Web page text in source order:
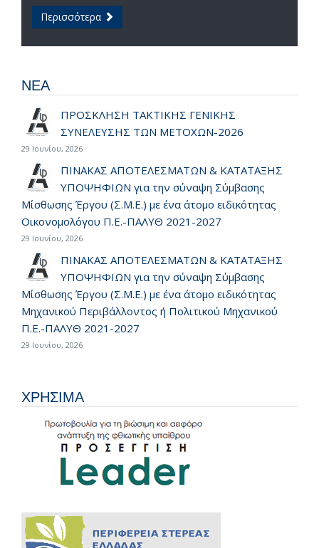
Περισσότερα
ΝΕΑ
ΠΡΟΣΚΛΗΣΗ ΤΑΚΤΙΚΗΣ ΓΕΝΙΚΗΣ
ΣΥΝΕΛΕΥΣΗΣ ΤΩΝ ΜΕΤΟΧΩΝ-2026
29 Ιουνίου, 2026
ΠΙΝΑΚΑΣ ΑΠΟΤΕΛΕΣΜΑΤΩΝ & ΚΑΤΑΤΑΞΗΣ
ΥΠΟΨΗΦΙΩΝ για την σύναψη Σύμβασης
Μίσθωσης Έργου (Σ.Μ.Ε.) με ένα άτομο ειδικότητας
Οικονομολόγου Π.Ε.-ΠΑΛΥΘ 2021-2027
29 Ιουνίου, 2026
ΠΙΝΑΚΑΣ ΑΠΟΤΕΛΕΣΜΑΤΩΝ & ΚΑΤΑΤΑΞΗΣ
ΥΠΟΨΗΦΙΩΝ για την σύναψη Σύμβασης
Μίσθωσης Έργου (Σ.Μ.Ε.) με ένα άτομο ειδικότητας
Μηχανικού Περιβάλλοντος ή Πολιτικού Μηχανικού
Π.Ε.-ΠΑΛΥΘ 2021-2027
29 Ιουνίου, 2026
ΧΡΗΣΙΜΑ